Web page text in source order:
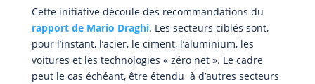
Cette initiative découle des recommandations du
rapport de Mario Draghi. Les secteurs ciblés sont,
pour l’instant, l’acier, le ciment, l’aluminium, les
voitures et les technologies « zéro net ». Le cadre
peut le cas échéant, être étendu à d’autres secteurs